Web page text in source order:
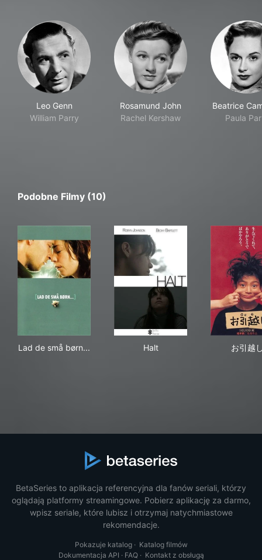
Leo Genn
William Parry
Rosamund John
Rachel Kershaw
Beatrice
Paula
Podobne Filmy (10)
Lad de små børn... Halt お引越
BetaSeries to aplikacja referencyjna dla fanów seriali, którzy
oglądają platformy streamingowe. Pobierz aplikację za darmo,
wpisz seriale, które lubisz i otrzymaj natychmiastowe
rekomendacje.
Pokazuje katalog· Katalog filmów
Dokumentacja API · FAQ· Kontakt z obsługą